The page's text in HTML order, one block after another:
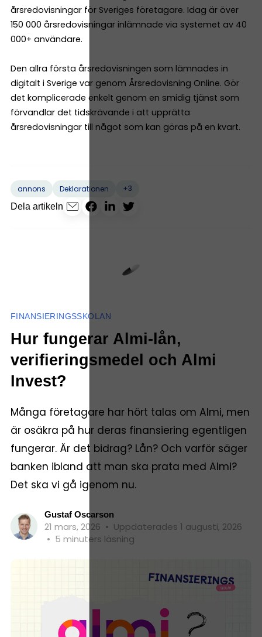
årsredovisningar för Sveriges företagare. Idag är över
150 000 årsredovisningar inlämnade via systemet av 40
000+ användare.
Den allra första årsredovisningen som lämnades in
digitalt i Sverige var genom Årsredovisning Online. Gör
det komplicerade enkelt genom en smidig tjänst som
förvandlar det tidskrävande i att upprätta
årsredovisningar till något som kan göras på en kvart.
annons Deklarationen
+3
Dela artikeln
FINANSIERINGSSKOLAN
Hur fungerar Almi-lån,
verifieringsmedel och Almi
Invest?
Många företagare har hört talas om Almi, men
är osäkra på hur deras finansiering egentligen
fungerar. Är det bidrag? Lån? Och varför säger
banken ibland att man ska prata med Almi?
Det ska vi gå igenom nu.
Gustaf Oscarson
21 mars, 2026 • Uppdaterades 1 augusti, 2026
• 5 minuters läsning